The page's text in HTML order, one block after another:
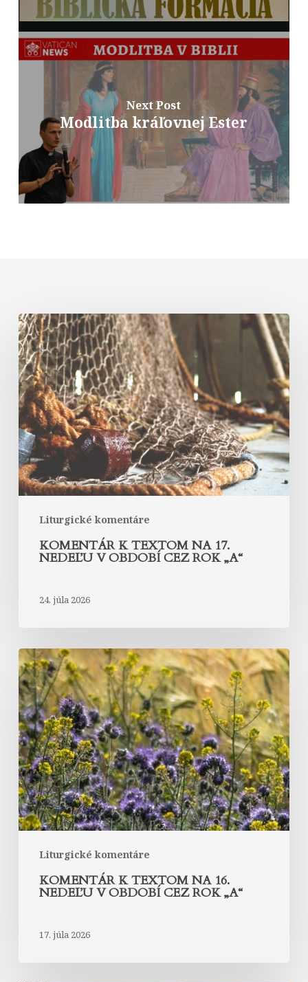
Next Post
Modlitba kráľovnej Ester
Liturgické komentáre
Komentár
k
textom
na
17.
nedeľu
v
období
cez
rok
„A“
KOMENTÁR K TEXTOM NA 17.
NEDEĽU V OBDOBÍ CEZ ROK „A“
24. júla 2026
Liturgické komentáre
Komentár
k
textom
na
16.
nedeľu
v
období
cez
rok
„A“
KOMENTÁR K TEXTOM NA 16.
NEDEĽU V OBDOBÍ CEZ ROK „A“
17. júla 2026